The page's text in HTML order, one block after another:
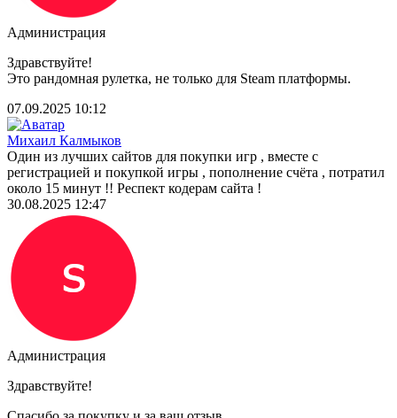
Администрация
Здравствуйте!
Это рандомная рулетка, не только для Steam платформы.
07.09.2025 10:12
Михаил Калмыков
Один из лучших сайтов для покупки игр , вместе с
регистрацией и покупкой игры , пополнение счёта , потратил
около 15 минут !! Респект кодерам сайта !
30.08.2025 12:47
Администрация
Здравствуйте!